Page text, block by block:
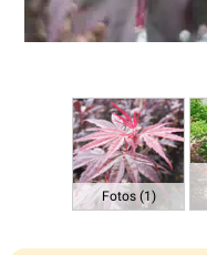
Fotos (1)